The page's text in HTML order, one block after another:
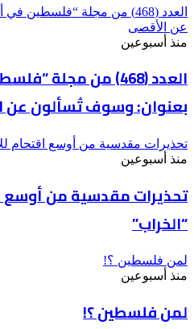
العدد (468) من مجلة
عن الأقصى
منذ أسبوعين
العدد (468) من مجلة
بعنوان: وسوف تُسألون عن
تحذيرات مقدسية من أوسع اقتحام
منذ أسبوعين
تحذيرات مقدسية من أوسع
“الخراب”
لمن فلسطين ؟!
منذ أسبوعين
لمن فلسطين ؟!